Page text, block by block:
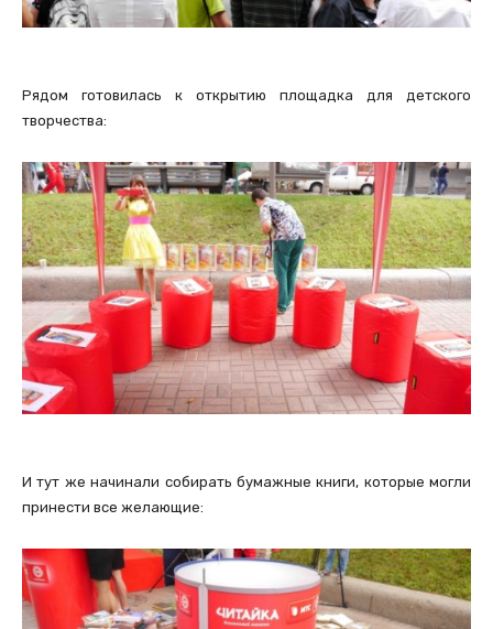
Рядом готовилась к открытию площадка для детского
творчества:
И тут же начинали собирать бумажные книги, которые могли
принести все желающие: